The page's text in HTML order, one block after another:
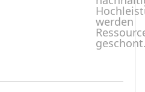
werden